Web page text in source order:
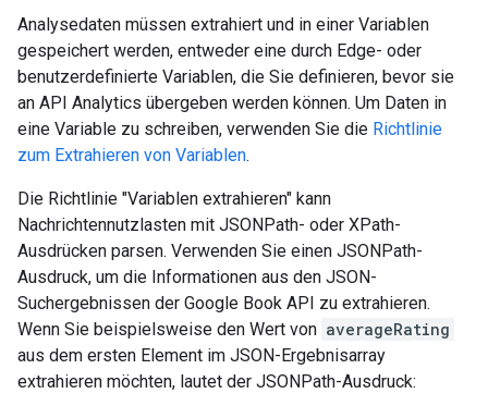
Analysedaten müssen extrahiert und in einer Variablen
gespeichert werden, entweder eine durch Edge- oder
benutzerdefinierte Variablen, die Sie definieren, bevor sie
an API Analytics übergeben werden können. Um Daten in
eine Variable zu schreiben, verwenden Sie die Richtlinie
zum Extrahieren von Variablen.
Die Richtlinie "Variablen extrahieren" kann
Nachrichtennutzlasten mit JSONPath- oder XPath-
Ausdrücken parsen. Verwenden Sie einen JSONPath-
Ausdruck, um die Informationen aus den JSON-
Suchergebnissen der Google Book API zu extrahieren.
Wenn Sie beispielsweise den Wert von averageRating
aus dem ersten Element im JSON-Ergebnisarray
extrahieren möchten, lautet der JSONPath-Ausdruck: